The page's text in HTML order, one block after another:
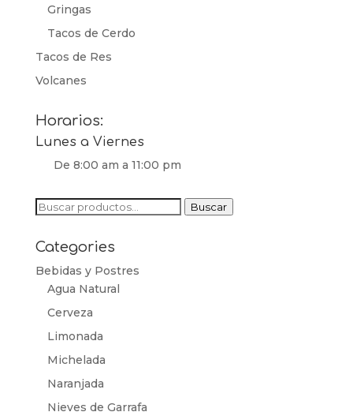
Gringas
Tacos de Cerdo
Tacos de Res
Volcanes
Horarios:
Lunes a Viernes
De 8:00 am a 11:00 pm
Buscar
Buscar
Categories
Bebidas y Postres
Agua Natural
Cerveza
Limonada
Michelada
Naranjada
Nieves de Garrafa